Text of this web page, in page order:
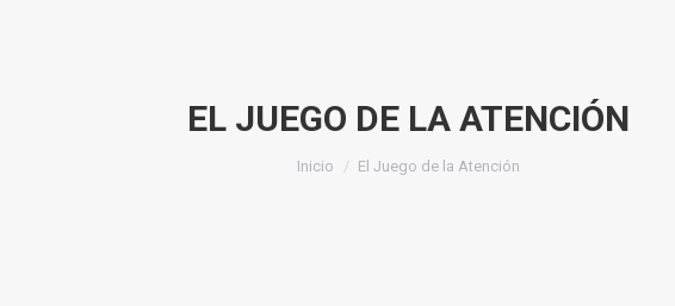
EL JUEGO DE LA ATENCIÓN
Estás aquí:
Inicio El Juego de la Atención